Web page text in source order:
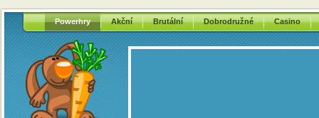
Powerhry Akční Brutální Dobrodružné Casino